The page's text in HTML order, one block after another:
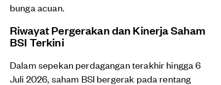
bunga acuan.
Riwayat Pergerakan dan Kinerja Saham
BSI Terkini
Dalam sepekan perdagangan terakhir hingga 6
Juli 2026, saham BSI bergerak pada rentang